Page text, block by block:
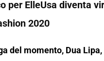
per ElleUsa diventa
2020
del momento, Dua